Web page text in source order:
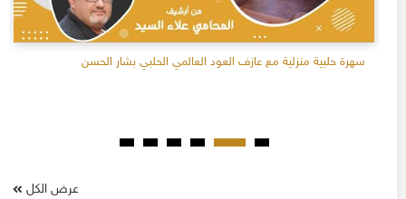
سهرة حلبية منزلية مع عازف العود العالمي الحلبي بشار الحسن
عرض الكل